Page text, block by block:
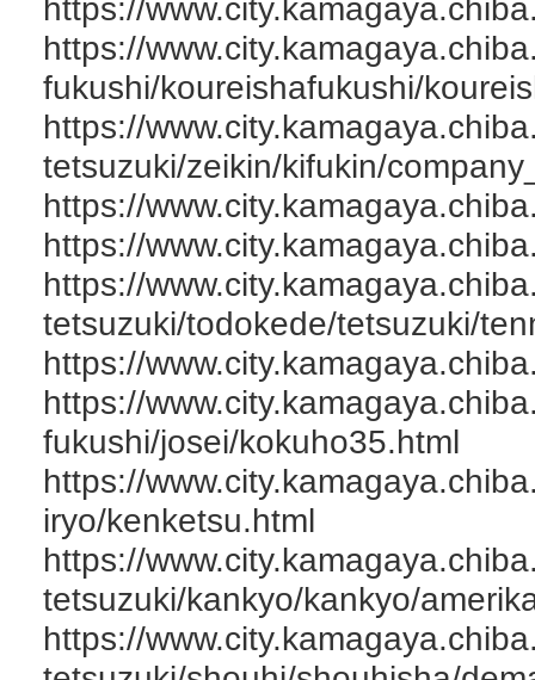
https://
https://
fukushi/koureishafukushi/
https://
tetsuzuki/zeikin/kifukin/
https://
https://
https://
tetsuzuki/todokede/tetsuzuki/
https://
https://
fukushi/josei/kokuho35.html
https://
iryo/kenketsu.html
https://
tetsuzuki/kankyo/kankyo/
https://